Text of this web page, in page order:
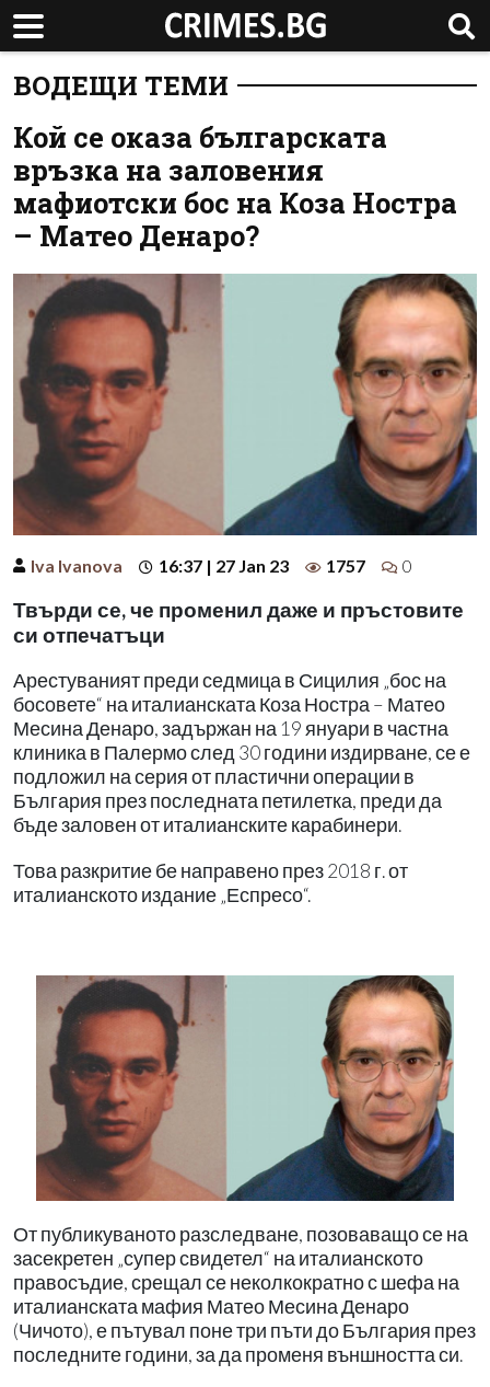
ВОДЕЩИ ТЕМИ
Кой се оказа българската
връзка на заловения
мафиотски бос на Коза Ностра
– Матео Денаро?
Iva Ivanova 16:37 | 27 Jan 23 1757 0
Твърди се, че променил даже и пръстовите
си отпечатъци
Арестуваният преди седмица в Сицилия „бос на
босовете“ на италианската Коза Ностра – Матео
Месина Денаро, задържан на 19 януари в частна
клиника в Палермо след 30 години издирване, се е
подложил на серия от пластични операции в
България през последната петилетка, преди да
бъде заловен от италианските карабинери.
Това разкритие бе направено през 2018 г. от
италианското издание „Еспресо“.
От публикуваното разследване, позоваващо се на
засекретен „супер свидетел“ на италианското
правосъдие, срещал се неколкократно с шефа на
италианската мафия Матео Месина Денаро
(Чичото), е пътувал поне три пъти до България през
последните години, за да променя външността си.